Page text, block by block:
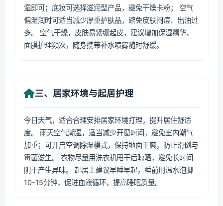
湿即可；底妆可选择滋润型产品，避免干燥卡粉； 空气
偏湿润时可适当减少厚重护肤品，避免皮肤闷痘、出油过
多。 空气干燥，皮肤易紧绷起皮，建议增加保湿精华、
面膜护理频次，随身携带补水喷雾随时舒缓。
三、居家环境与起居护理
今日天气，适合合理安排居家环境打理，提升居住舒适
度。 雨天空气潮湿，适当减少开窗时间，避免室内潮气
加重；可开启空调除湿模式，保持地面干爽，防止滑倒与
霉菌滋生。 衣物尽量用洗衣机甩干后晾晒，避免长时间
阴干产生异味。 起居上建议早睡早起，睡前用温水泡脚
10-15分钟，促进血液循环，提高睡眠质量。